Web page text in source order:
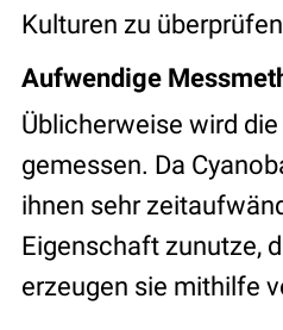
Kulturen zu
Aufwendige
Üblicherweise wird
gemessen. Da
ihnen sehr
Eigenschaft zunutze,
erzeugen sie mithilfe